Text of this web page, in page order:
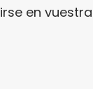
en